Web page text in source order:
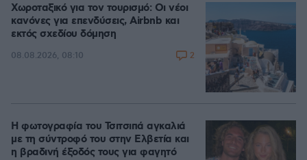
Χωροταξικό για τον τουρισμό: Οι νέοι
κανόνες για επενδύσεις, Airbnb και
εκτός σχεδίου δόμηση
08.08.2026, 08:10 2
Η φωτογραφία του Τσιτσιπά αγκαλιά
με τη σύντροφό του στην Ελβετία και
η βραδινή έξοδός τους για φαγητό